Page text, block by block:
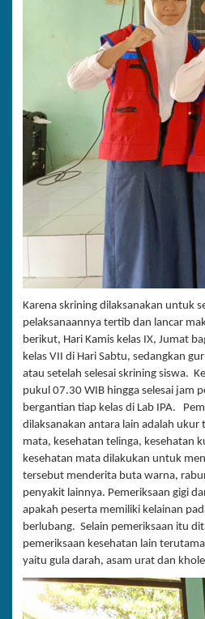
Karena skrining dilaksanakan untuk
pelaksanaannya tertib dan lancar
berikut, Hari Kamis kelas IX, Jumat
kelas VII di Hari Sabtu, sedangkan
atau setelah selesai skrining siswa.
pukul 07.30 WIB hingga selesai jam
bergantian tiap kelas di Lab IPA.
dilaksanakan antara lain adalah ukur
mata, kesehatan telinga, kesehatan
kesehatan mata dilakukan untuk
tersebut menderita buta warna,
penyakit lainnya. Pemeriksaan gigi
apakah peserta memiliki kelainan
berlubang. Selain pemeriksaan itu
pemeriksaan kesehatan lain
yaitu gula darah, asam urat dan